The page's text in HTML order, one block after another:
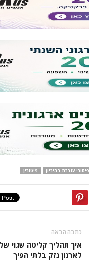
פיטורי עובדת בהיריון פיטורין
כתבה הבאה
איך תהליך קליטה שגוי
לארגון נזק בלתי הפיך